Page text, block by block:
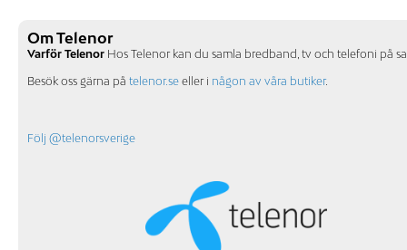
Om Telenor
Varför Telenor Hos Telenor kan du samla bredband, tv och telefoni på
Besök oss gärna på telenor.se eller i någon av våra butiker.
Följ @telenorsverige